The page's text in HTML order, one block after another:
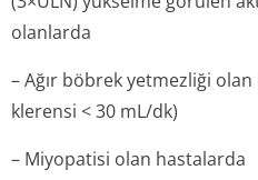
olanlarda
– Ağır böbrek yetmezliği
klerensi < 30 mL/dk)
– Miyopatisi olan hastalarda